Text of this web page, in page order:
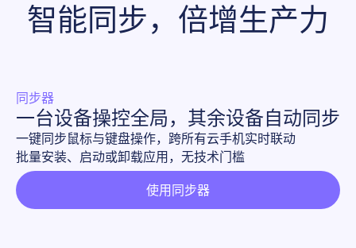
智能同步，倍增生产力
同步器
一台设备操控全局，其余设备自动同步
一键同步鼠标与键盘操作，跨所有云手机实时联动
批量安装、启动或卸载应用，无技术门槛
使用同步器